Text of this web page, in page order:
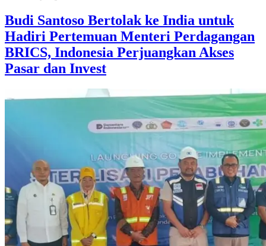
Budi Santoso Bertolak ke India untuk
Hadiri Pertemuan Menteri Perdagangan
BRICS, Indonesia Perjuangkan Akses
Pasar dan Invest